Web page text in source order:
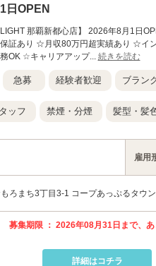
日OPEN
那覇新都心店】 2026年8月1日
証あり ☆月収80万円超実績あり ☆
OK ☆キャリアアップ... 続きを読む
急募 経験者歓迎 ブラン
ッフ 禁煙・分煙 髪型・髪
雇用
ろまち3丁目3-1 コープあっぷるタウ
募集期限 ： 2026年08月31日まで、あ
詳細はコチラ